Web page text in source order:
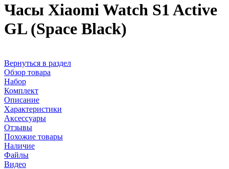
Часы Xiaomi Watch S1 Active
GL (Space Black)
Вернуться в раздел
Обзор товара
Набор
Комплект
Описание
Характеристики
Аксессуары
Отзывы
Похожие товары
Наличие
Файлы
Видео